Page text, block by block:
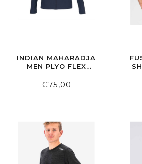
INDIAN MAHARADJA
MEN PLYO FLEX
€75,00